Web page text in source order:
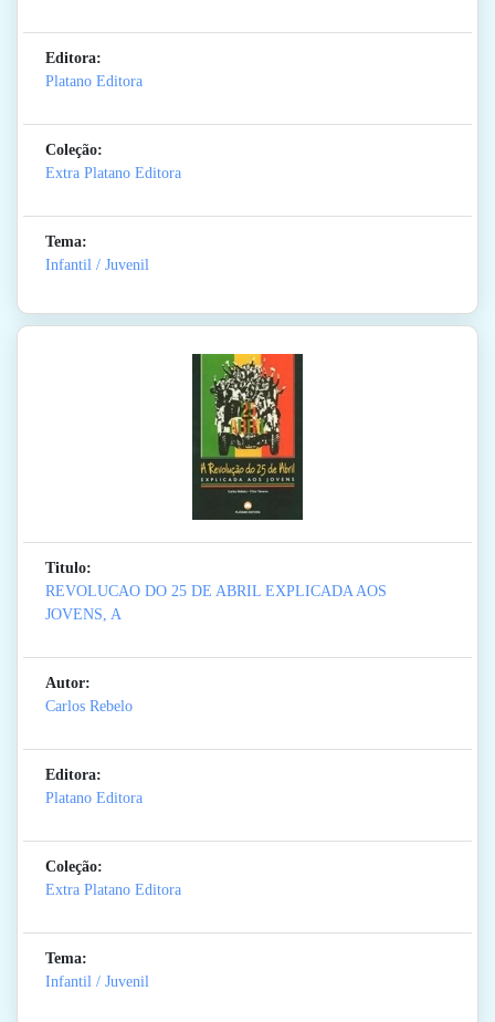
Editora:
Platano Editora
Coleção:
Extra Platano Editora
Tema:
Infantil / Juvenil
Titulo:
REVOLUCAO DO 25 DE ABRIL EXPLICADA AOS
JOVENS, A
Autor:
Carlos Rebelo
Editora:
Platano Editora
Coleção:
Extra Platano Editora
Tema:
Infantil / Juvenil